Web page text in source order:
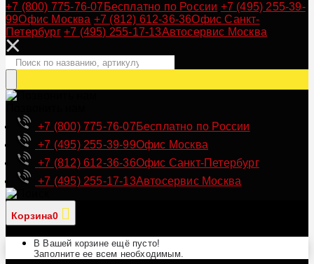
+7 (800) 775-76-07 Бесплатно по России +7 (495) 255-39-
99Офис Москва +7 (812) 612-36-36Офис Санкт-
Петербург +7 (495) 255-17-13Автосервис Москва
+7 (800) 775-76-07Бесплатно по России
+7 (495) 255-39-99Офис Москва
+7 (812) 612-36-36Офис Санкт-Петербург
+7 (495) 255-17-13Автосервис Москва
Корзина0
В Вашей корзине ещё пусто!
Заполните ее всем необходимым.